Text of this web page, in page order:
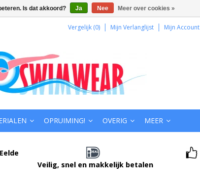
Vergelijk (0) Mijn Verlanglijst Mijn Account
OPRUIMING! OVERIG MEER
Veilig, snel en makkelijk betalen
Is dat akkoord? Ja Nee Meer over cookies »